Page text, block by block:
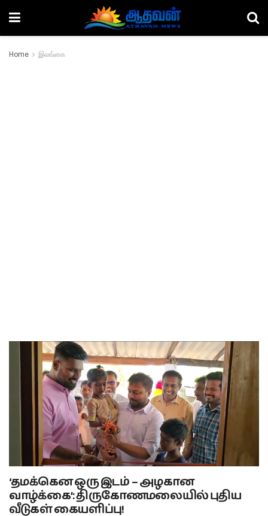
Home இலங்கை
‘தமக்கென ஒரு இடம் – அழகான
வாழ்க்கை’: திருகோணமலையில் புதிய
வீடுகள் கையளிப்பு!